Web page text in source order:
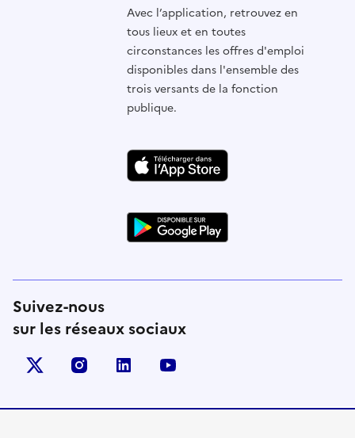
Avec l’application, retrouvez en
tous lieux et en toutes
circonstances les offres d'emploi
disponibles dans l'ensemble des
trois versants de la fonction
publique.
Suivez-nous
sur les réseaux sociaux
X (anciennement Twitter)
instagramlinkedin